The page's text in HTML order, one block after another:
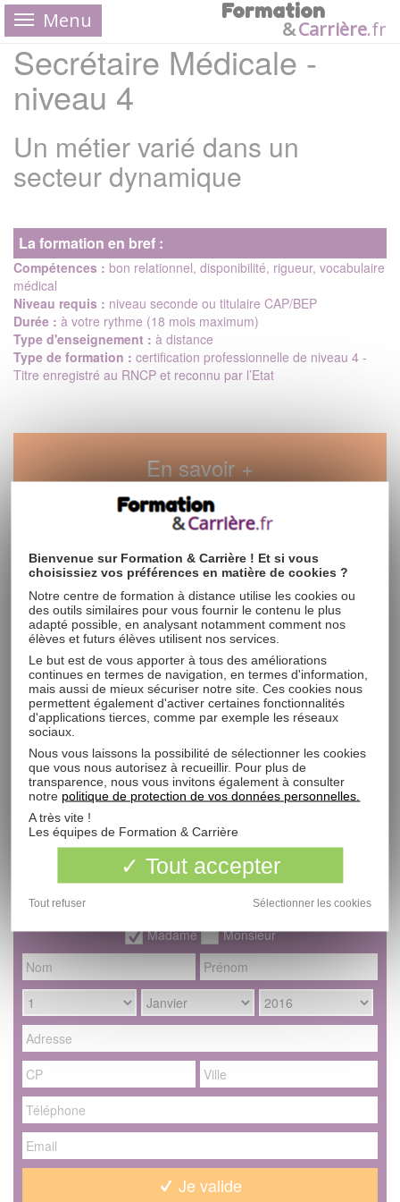
Menu Formation
&Carrière.fr
Secrétaire Médicale -
niveau 4
Un métier varié dans un
secteur dynamique
La formation en bref :
Compétences : bon relationnel, disponibilité, rigueur, vocabulaire
médical
Niveau requis : niveau seconde ou titulaire CAP/BEP
Durée : à votre rythme (18 mois maximum)
Type d'enseignement : à distance
Type de formation : certification professionnelle de niveau 4 -
Titre enregistré au RNCP et reconnu par l’Etat
En savoir +
Le métier
La variété des missions d’une secrétaire médicale fait de cette
profession un poste clé indispensable à toute organisation
médicale. En tant que secrétaire médicale, vous êtes le lien direct
entre les différents acteurs de l’équipe médicale et le monde
extérieur (prise en charge et accompagnement des patients et
des usagers, gestion des dossiers médicaux, traitement du
courrier, saisie des comptes-rendus de consultations…).
La formation
Pourquoi choisir ce métier ?
École dispensant la formation
Demande de documentation
Secrétaire Médicale - niveau 4
Madame Monsieur
Je valide
Bienvenue sur Formation & Carrière ! Et si vous
choisissiez vos préférences en matière de cookies ?
Notre centre de formation à distance utilise les cookies ou
des outils similaires pour vous fournir le contenu le plus
adapté possible, en analysant notamment comment nos
élèves et futurs élèves utilisent nos services.
Le but est de vous apporter à tous des améliorations
continues en termes de navigation, en termes d'information,
mais aussi de mieux sécuriser notre site. Ces cookies nous
permettent également d'activer certaines fonctionnalités
d'applications tierces, comme par exemple les réseaux
sociaux.
Nous vous laissons la possibilité de sélectionner les cookies
que vous nous autorisez à recueillir. Pour plus de
transparence, nous vous invitons également à consulter
notre politique de protection de vos données personnelles.
A très vite !
Les équipes de Formation & Carrière
Tout accepter
Tout refuser Sélectionner les cookies